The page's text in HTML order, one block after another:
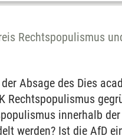
Rechtspopulismus
Absage des Dies
Rechtspopulismus
innerhalb
werden? Ist die AfD